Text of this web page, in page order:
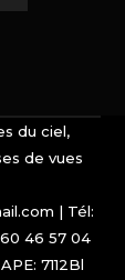
du ciel,
de vues
| Tél:
46 57 04
7112Bl